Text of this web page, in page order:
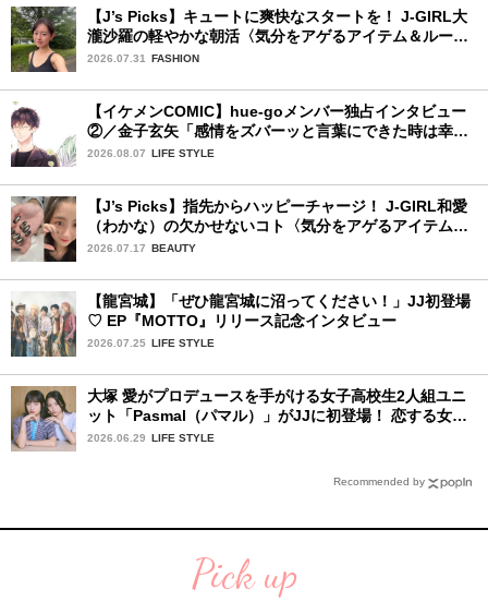
【J’s Picks】キュートに爽快なスタートを！ J-GIRL大
瀧沙羅の軽やかな朝活〈気分をアゲるアイテム＆ルーテ
ィーン〉
2026.07.31 FASHION
【イケメンCOMIC】hue-goメンバー独占インタビュー
②／金子玄矢「感情をズバーッと言葉にできた時は幸
せ〜」
2026.08.07 LIFE STYLE
【J’s Picks】指先からハッピーチャージ！ J-GIRL和愛
（わかな）の欠かせないコト〈気分をアゲるアイテム＆
ルーティーン〉
2026.07.17 BEAUTY
【龍宮城】「ぜひ龍宮城に沼ってください！」JJ初登場
♡ EP『MOTTO』リリース記念インタビュー
2026.07.25 LIFE STYLE
大塚 愛がプロデュースを手がける女子高校生2人組ユニ
ット「Pasmal（パマル）」がJJに初登場！ 恋する女の
コのキュンキュンする感情を歌った最新曲「BULL」を
2026.06.29 LIFE STYLE
Recommended by
Pick up